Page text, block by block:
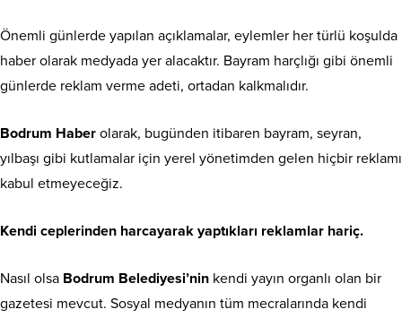
Önemli günlerde yapılan açıklamalar, eylemler her türlü koşulda
haber olarak medyada yer alacaktır. Bayram harçlığı gibi önemli
günlerde reklam verme adeti, ortadan kalkmalıdır.
Bodrum Haber olarak, bugünden itibaren bayram, seyran,
yılbaşı gibi kutlamalar için yerel yönetimden gelen hiçbir reklamı
kabul etmeyeceğiz.
Kendi ceplerinden harcayarak yaptıkları reklamlar hariç.
Nasıl olsa Bodrum Belediyesi’nin kendi yayın organlı olan bir
gazetesi mevcut. Sosyal medyanın tüm mecralarında kendi